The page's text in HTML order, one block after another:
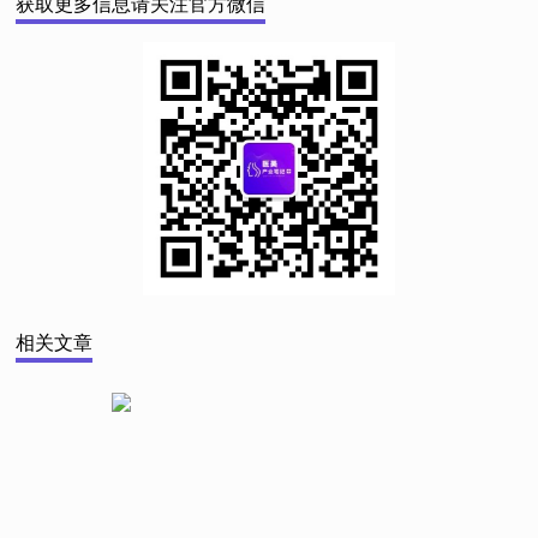
获取更多信息请关注官方微信
相关文章